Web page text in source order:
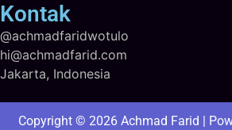
Kontak
@achmadfaridwotulo
hi@achmadfarid.com
Jakarta, Indonesia
Copyright © 2026 Achmad Farid |